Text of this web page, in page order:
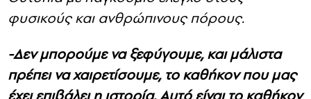
φυσικούς και ανθρώπινους πόρους.
-Δεν μπορούμε να ξεφύγουμε, και μάλιστα
πρέπει να χαιρετίσουμε, το καθήκον που μας